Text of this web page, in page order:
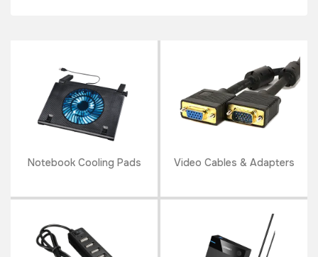
Notebook Cooling Pads Video Cables & Adapters